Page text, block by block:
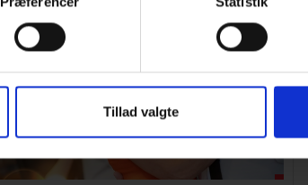
Tillad valgte